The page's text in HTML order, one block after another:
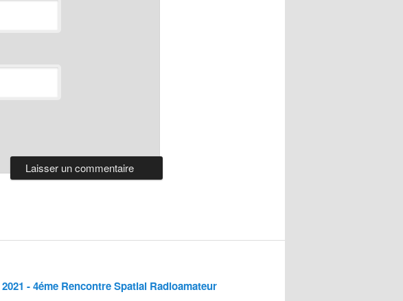
2021 - 4éme Rencontre Spatial Radioamateur